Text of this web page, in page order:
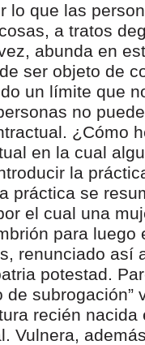
lo que las
a tratos
abunda en
ser objeto de
un límite que
no
¿Cómo
en la cual
la
práctica se
el cual una
para luego
renunciado así
potestad.
de subrogación”
recién nacida
Vulnera,